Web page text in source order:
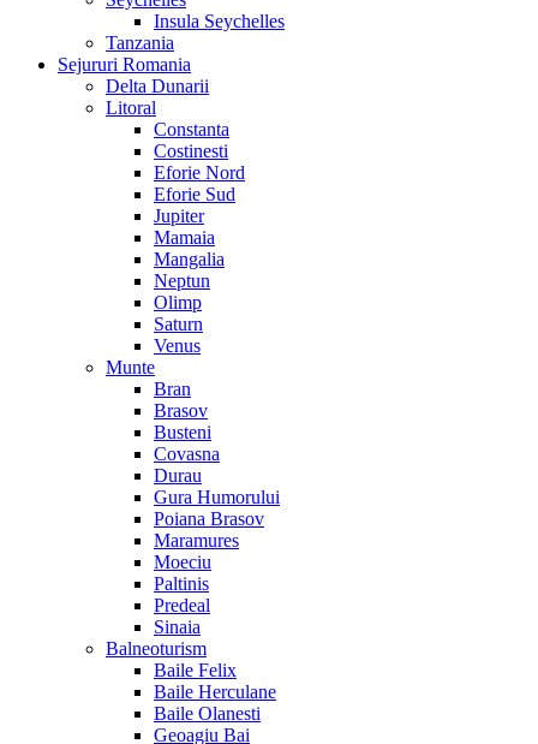
Insula Seychelles
Tanzania
Sejururi Romania
Delta Dunarii
Litoral
Constanta
Costinesti
Eforie Nord
Eforie Sud
Jupiter
Mamaia
Mangalia
Neptun
Olimp
Saturn
Venus
Munte
Bran
Brasov
Busteni
Covasna
Durau
Gura Humorului
Poiana Brasov
Maramures
Moeciu
Paltinis
Predeal
Sinaia
Balneoturism
Baile Felix
Baile Herculane
Baile Olanesti
Geoagiu Bai